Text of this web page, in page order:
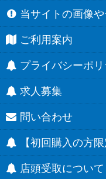
当サイトの画像
ご利用案内
プライバシーポ
求人募集
問い合わせ
【初回購入の方
店頭受取について